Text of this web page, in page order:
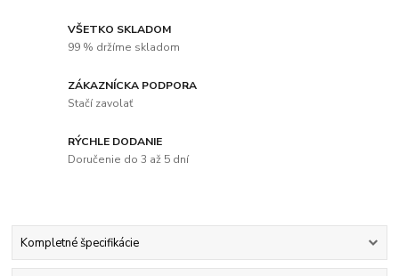
VŠETKO SKLADOM
99 % držíme skladom
ZÁKAZNÍCKA PODPORA
Stačí zavolať
RÝCHLE DODANIE
Doručenie do 3 až 5 dní
Kompletné špecifikácie